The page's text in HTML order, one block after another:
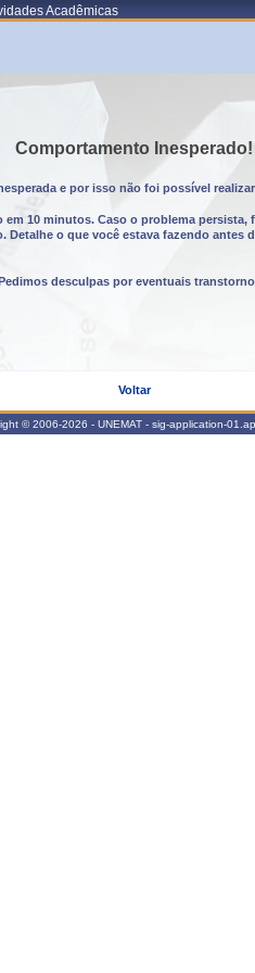
Acadêmicas
Comportamento Inesperado!
e por isso não foi possível
10 minutos. Caso o problema
o que você estava fazendo antes
desculpas por eventuais
Voltar
© 2006-2026 - UNEMAT - sig-application-